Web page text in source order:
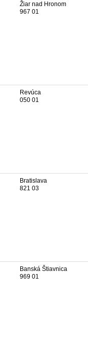
Žiar nad Hronom
967 01
Revúca
050 01
Bratislava
821 03
Banská Štiavnica
969 01